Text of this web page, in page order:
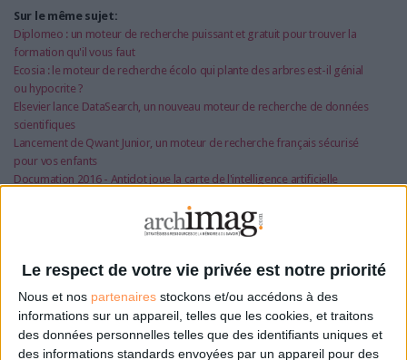
Le respect de votre vie privée est notre priorité
Nous et nos partenaires stockons et/ou accédons à des
informations sur un appareil, telles que les cookies, et traitons
des données personnelles telles que des identifiants uniques et
des informations standards envoyées par un appareil pour des
Sur le même sujet:
Diplomeo : un moteur de recherche puissant et gratuit pour trouver la
formation qu'il vous faut
Ecosia : le moteur de recherche écolo qui plante des arbres est-il génial
ou hypocrite ?
Elsevier lance DataSearch, un nouveau moteur de recherche de données
scientifiques
Lancement de Qwant Junior, un moteur de recherche français sécurisé
pour vos enfants
Documation 2016 - Antidot joue la carte de l'intelligence artificielle
Cet article vous intéresse?
Retrouvez-le en intégralité